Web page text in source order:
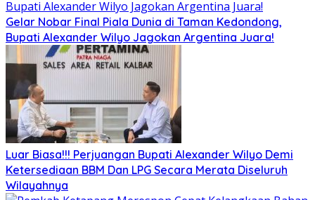
Gelar Nobar Final Piala Dunia di Taman Kedondong,
Bupati Alexander Wilyo Jagokan Argentina Juara!
Luar Biasa!!! Perjuangan Bupati Alexander Wilyo Demi
Ketersediaan BBM Dan LPG Secara Merata Diseluruh
Wilayahnya